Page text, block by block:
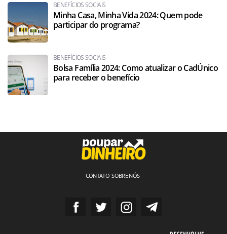
BENEFÍCIOS SOCIAIS
Minha Casa, Minha Vida 2024: Quem pode
participar do programa?
BENEFÍCIOS SOCIAIS
Bolsa Família 2024: Como atualizar o CadÚnico
para receber o benefício
CONTATO SOBRE NÓS